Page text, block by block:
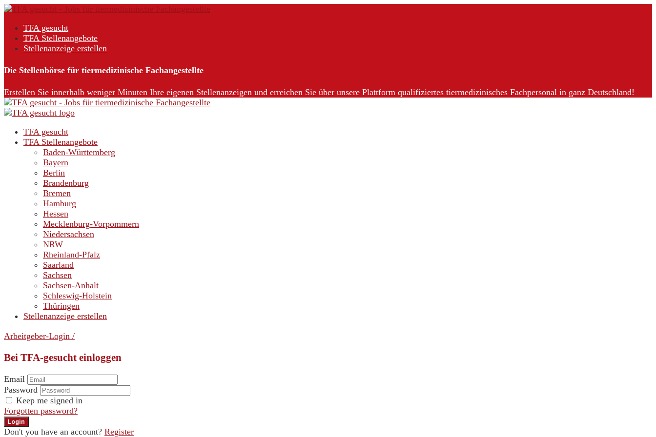
TFA gesucht
TFA Stellenangebote
Stellenanzeige erstellen
Die Stellenbörse für tiermedizinische Fachangestellte
Erstellen Sie innerhalb weniger Minuten Ihre eigenen Stellenanzeigen und erreichen Sie über unsere Plattform qualifiziertes tiermedizinisches Fachpersonal in ganz Deutschland!
TFA gesucht
TFA Stellenangebote
Baden-Württemberg
Bayern
Berlin
Brandenburg
Bremen
Hamburg
Hessen
Mecklenburg-Vorpommern
Niedersachsen
NRW
Rheinland-Pfalz
Saarland
Sachsen
Sachsen-Anhalt
Schleswig-Holstein
Thüringen
Stellenanzeige erstellen
Arbeitgeber-Login /
Bei TFA-gesucht einloggen
Email
Password
Keep me signed in
Forgotten password?
Don't you have an account? Register